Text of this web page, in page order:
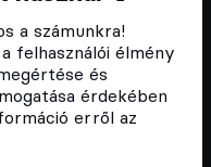
a számunkra!
felhasználói élmény
és
érdekében
erről az